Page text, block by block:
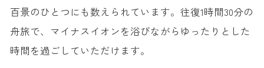
百景のひとつにも数えられています。往復1時間30分の
舟旅で、マイナスイオンを浴びながらゆったりとした
時間を過ごしていただけます。